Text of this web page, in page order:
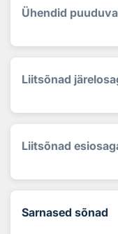
Ühendid
Liitsõnad
Liitsõnad
Sarnased sõnad